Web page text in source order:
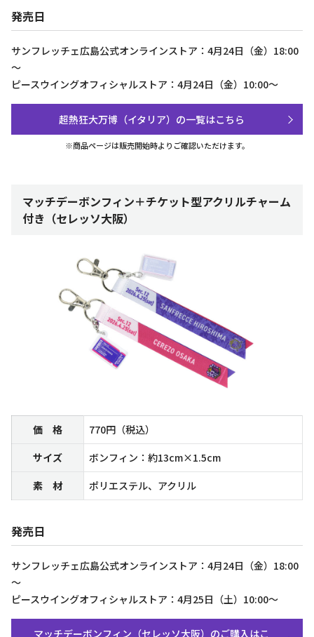
発売日
サンフレッチェ広島公式オンラインストア：4月24日（金）18:00
～
ピースウイングオフィシャルストア：4月24日（金）10:00～
超熱狂大万博（イタリア）の一覧はこちら
※商品ページは販売開始時よりご確認いただけます。
マッチデーボンフィン＋チケット型アクリルチャーム
付き（セレッソ大阪）
価 格
770円（税込）
サイズ
ボンフィン：約13cm×1.5cm
素 材
ポリエステル、アクリル
発売日
サンフレッチェ広島公式オンラインストア：4月24日（金）18:00
～
ピースウイングオフィシャルストア：4月25日（土）10:00～
マッチデーボンフィン（セレッソ大阪）のご購入はこ